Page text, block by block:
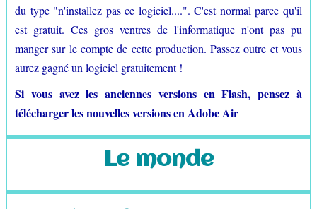
du type "n'installez pas ce logiciel....". C'est normal parce qu'il
est gratuit. Ces gros ventres de l'informatique n'ont pas pu
manger sur le compte de cette production. Passez outre et vous
aurez gagné un logiciel gratuitement !
Si vous avez les anciennes versions en Flash, pensez à
télécharger les nouvelles versions en Adobe Air
Le monde